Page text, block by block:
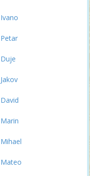
Ivano
Petar
Duje
Jakov
David
Marin
Mihael
Mateo